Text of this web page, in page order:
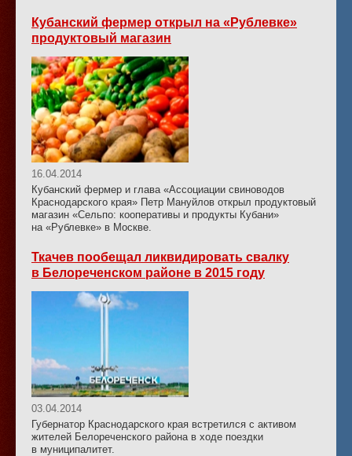
Кубанский фермер открыл на «Рублевке»
продуктовый магазин
16.04.2014
Кубанский фермер и глава «Ассоциации свиноводов
Краснодарского края» Петр Мануйлов открыл продуктовый
магазин «Сельпо: кооперативы и продукты Кубани»
на «Рублевке» в Москве.
Ткачев пообещал ликвидировать свалку
в Белореченском районе в 2015 году
03.04.2014
Губернатор Краснодарского края встретился с активом
жителей Белореченского района в ходе поездки
в муниципалитет.